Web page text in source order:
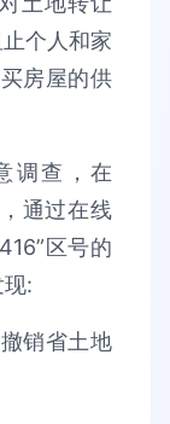
个人和家
房屋的供
调查，在
通过在线
区号的
:
销省土地